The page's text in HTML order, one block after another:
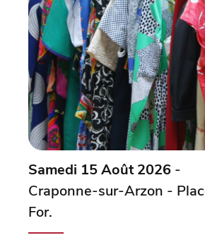
Samedi 15 Août 2026 -
Craponne-sur-Arzon -
For.